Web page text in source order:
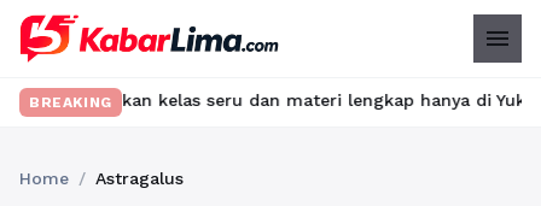
menu
BREAKINGkelas seru dan materi lengkap hanya di
Home / Astragalus